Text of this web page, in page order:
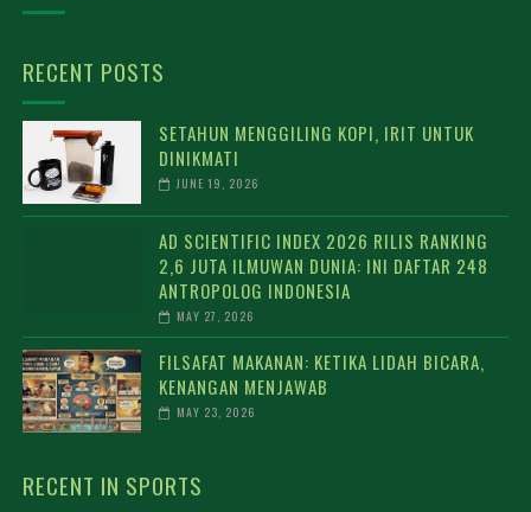
RECENT POSTS
SETAHUN MENGGILING KOPI, IRIT UNTUK
DINIKMATI
JUNE 19, 2026
AD SCIENTIFIC INDEX 2026 RILIS RANKING
2,6 JUTA ILMUWAN DUNIA: INI DAFTAR 248
ANTROPOLOG INDONESIA
MAY 27, 2026
FILSAFAT MAKANAN: KETIKA LIDAH BICARA,
KENANGAN MENJAWAB
MAY 23, 2026
RECENT IN SPORTS